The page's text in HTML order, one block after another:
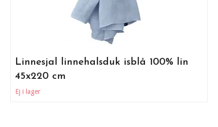
Linnesjal linnehalsduk isblå 100% lin
45x220 cm
Ej i lager